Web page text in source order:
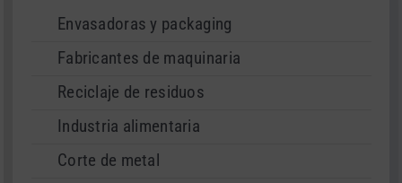
Envasadoras y packaging
Fabricantes de maquinaria
Reciclaje de residuos
Industria alimentaria
Corte de metal